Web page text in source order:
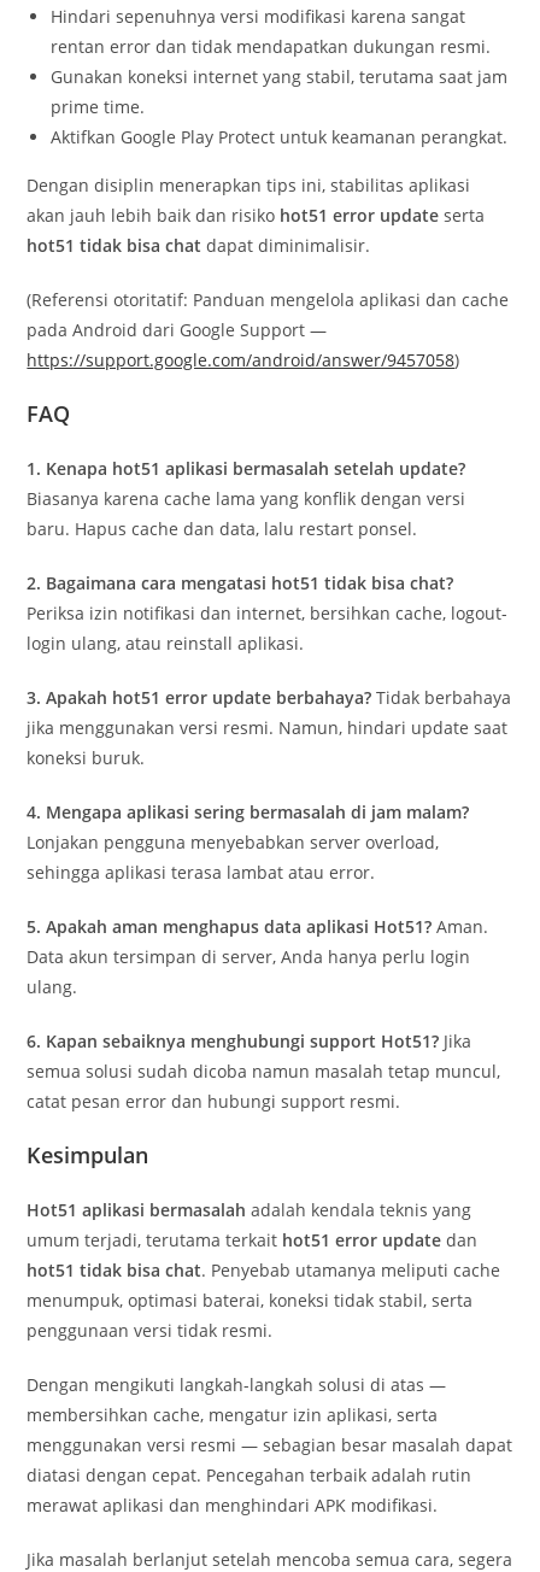
Hindari sepenuhnya versi modifikasi karena sangat
rentan error dan tidak mendapatkan dukungan resmi.
Gunakan koneksi internet yang stabil, terutama saat jam
prime time.
Aktifkan Google Play Protect untuk keamanan perangkat.
Dengan disiplin menerapkan tips ini, stabilitas aplikasi
akan jauh lebih baik dan risiko hot51 error update serta
hot51 tidak bisa chat dapat diminimalisir.
(Referensi otoritatif: Panduan mengelola aplikasi dan cache
pada Android dari Google Support —
https://support.google.com/android/answer/9457058)
FAQ
1. Kenapa hot51 aplikasi bermasalah setelah update?
Biasanya karena cache lama yang konflik dengan versi
baru. Hapus cache dan data, lalu restart ponsel.
2. Bagaimana cara mengatasi hot51 tidak bisa chat?
Periksa izin notifikasi dan internet, bersihkan cache, logout-
login ulang, atau reinstall aplikasi.
3. Apakah hot51 error update berbahaya? Tidak berbahaya
jika menggunakan versi resmi. Namun, hindari update saat
koneksi buruk.
4. Mengapa aplikasi sering bermasalah di jam malam?
Lonjakan pengguna menyebabkan server overload,
sehingga aplikasi terasa lambat atau error.
5. Apakah aman menghapus data aplikasi Hot51? Aman.
Data akun tersimpan di server, Anda hanya perlu login
ulang.
6. Kapan sebaiknya menghubungi support Hot51? Jika
semua solusi sudah dicoba namun masalah tetap muncul,
catat pesan error dan hubungi support resmi.
Kesimpulan
Hot51 aplikasi bermasalah adalah kendala teknis yang
umum terjadi, terutama terkait hot51 error update dan
hot51 tidak bisa chat. Penyebab utamanya meliputi cache
menumpuk, optimasi baterai, koneksi tidak stabil, serta
penggunaan versi tidak resmi.
Dengan mengikuti langkah-langkah solusi di atas —
membersihkan cache, mengatur izin aplikasi, serta
menggunakan versi resmi — sebagian besar masalah dapat
diatasi dengan cepat. Pencegahan terbaik adalah rutin
merawat aplikasi dan menghindari APK modifikasi.
Jika masalah berlanjut setelah mencoba semua cara, segera